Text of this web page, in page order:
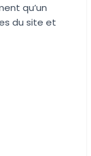
qu’un
du site et